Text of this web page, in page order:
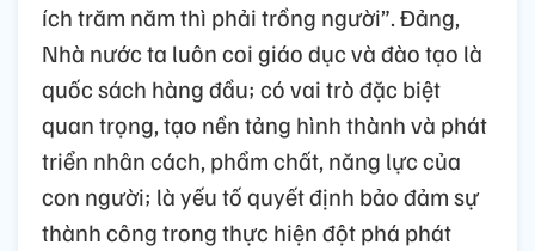
ích trăm năm thì phải trồng người”. Đảng,
Nhà nước ta luôn coi giáo dục và đào tạo là
quốc sách hàng đầu; có vai trò đặc biệt
quan trọng, tạo nền tảng hình thành và phát
triển nhân cách, phẩm chất, năng lực của
con người; là yếu tố quyết định bảo đảm sự
thành công trong thực hiện đột phá phát